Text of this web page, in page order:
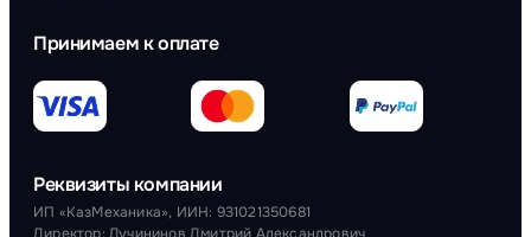
Принимаем к оплате
Реквизиты компании
ИП «КазМеханика», ИИН: 931021350681